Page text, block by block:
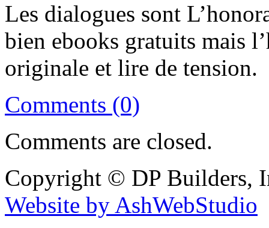
Les dialogues sont
bien ebooks gratuits mais
originale et lire de tension.
Comments (0)
Comments are closed.
Copyright © DP Builders,
Website by AshWebStudio